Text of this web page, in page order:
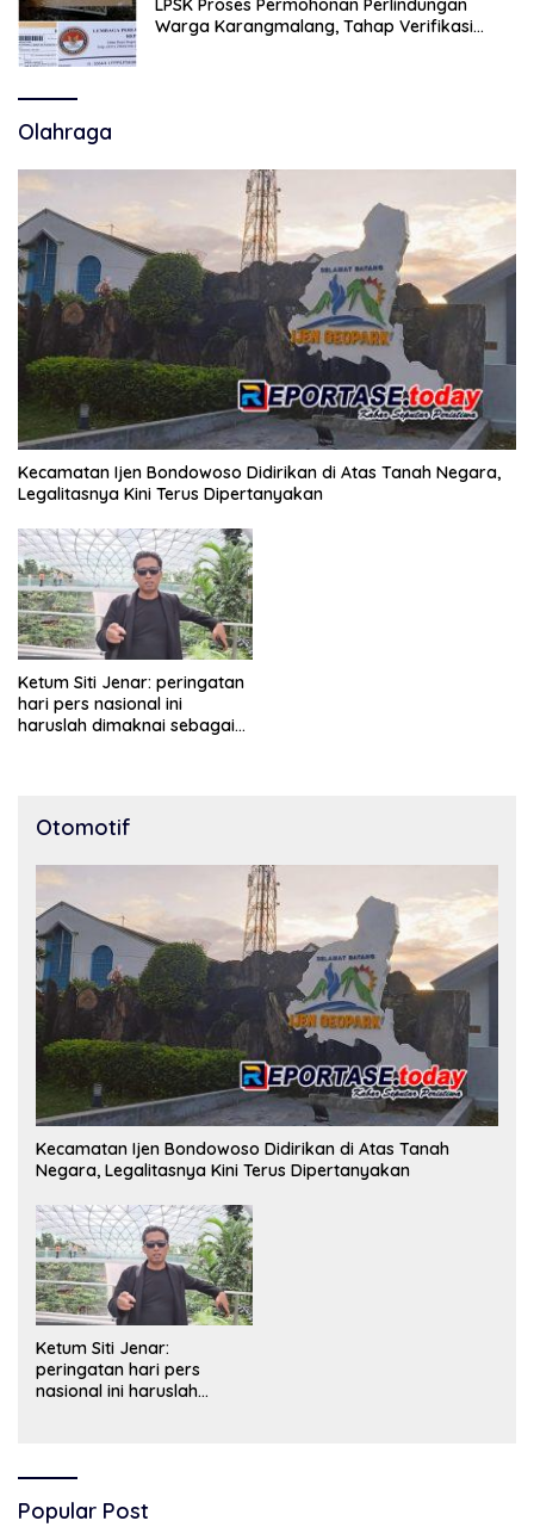
LPSK Proses Permohonan Perlindungan
Warga Karangmalang, Tahap Verifikasi
Olahraga
Kecamatan Ijen Bondowoso Didirikan di Atas Tanah Negara,
Legalitasnya Kini Terus Dipertanyakan
Ketum Siti Jenar: peringatan
hari pers nasional ini
haruslah dimaknai sebagai
Indonesia.
Otomotif
Kecamatan Ijen Bondowoso Didirikan di Atas Tanah
Negara, Legalitasnya Kini Terus Dipertanyakan
Ketum Siti Jenar:
peringatan hari pers
nasional ini haruslah
bangsa dan menjaga
demokrasi Indonesia.
Popular Post